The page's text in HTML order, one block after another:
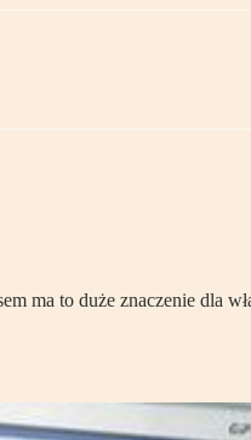
ma to duże znaczenie dla